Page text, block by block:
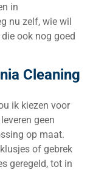
in
nu zelf, wie wil
ook nog goed
Cleaning
ik kiezen voor
geen
op maat.
of gebrek
geregeld, tot in